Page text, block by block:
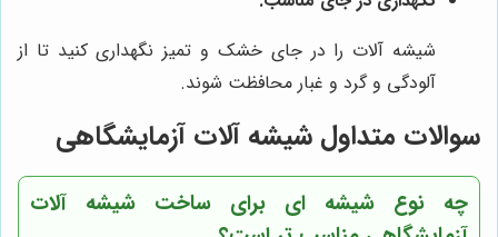
شیشه آلات را در جای خشک و تمیز نگهداری کنید تا از
آلودگی و گرد و غبار محافظت شوند.
سوالات متداول شیشه آلات آزمایشگاهی
چه نوع شیشه ای برای ساخت شیشه آلات